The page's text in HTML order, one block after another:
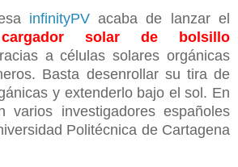
infinityPVacaba de lanzar el
solar de bolsillo
a células solares orgánicas
Basta desenrollar su tira de
y extenderlo bajo el sol. En
varios investigadores españoles
Politécnica de Cartagena